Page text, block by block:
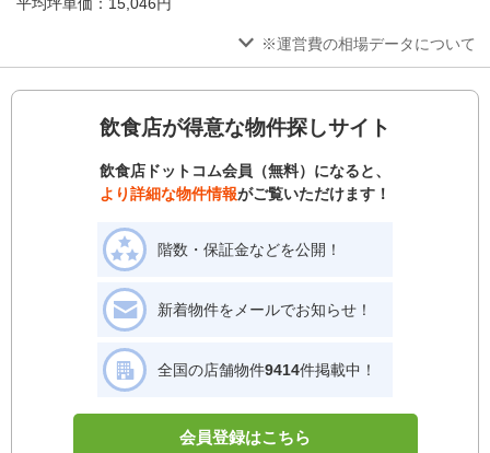
※運営費の相場データについて
飲食店が得意な物件探しサイト
飲食店ドットコム会員（無料）になると、
より詳細な物件情報がご覧いただけます！
階数・保証金などを公開！
新着物件をメールでお知らせ！
全国の店舗物件9414件掲載中！
会員登録はこちら